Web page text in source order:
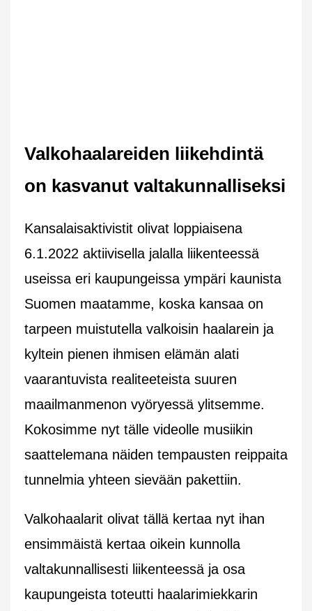
Valkohaalareiden liikehdintä
on kasvanut valtakunnalliseksi
Kansalaisaktivistit olivat loppiaisena
6.1.2022 aktiivisella jalalla liikenteessä
useissa eri kaupungeissa ympäri kaunista
Suomen maatamme, koska kansaa on
tarpeen muistutella valkoisin haalarein ja
kyltein pienen ihmisen elämän alati
vaarantuvista realiteeteista suuren
maailmanmenon vyöryessä ylitsemme.
Kokosimme nyt tälle videolle musiikin
saattelemana näiden tempausten reippaita
tunnelmia yhteen sievään pakettiin.
Valkohaalarit olivat tällä kertaa nyt ihan
ensimmäistä kertaa oikein kunnolla
valtakunnallisesti liikenteessä ja osa
kaupungeista toteutti haalarimiekkarin